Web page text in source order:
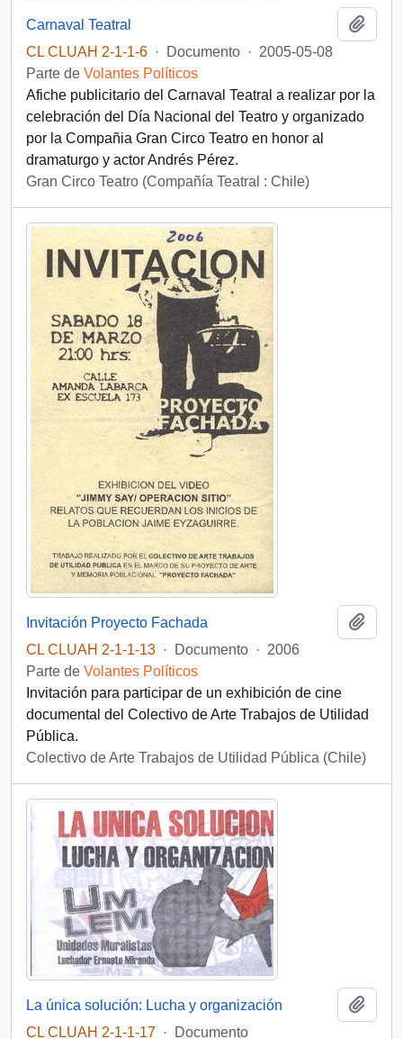
Carnaval Teatral
CL CLUAH 2-1-1-6 · Documento · 2005-05-08
Parte de Volantes Políticos
Afiche publicitario del Carnaval Teatral a realizar por la
celebración del Día Nacional del Teatro y organizado
por la Compañia Gran Circo Teatro en honor al
dramaturgo y actor Andrés Pérez.
Gran Circo Teatro (Compañía Teatral : Chile)
Invitación Proyecto Fachada
CL CLUAH 2-1-1-13 · Documento · 2006
Parte de Volantes Políticos
Invitación para participar de un exhibición de cine
documental del Colectivo de Arte Trabajos de Utilidad
Pública.
Colectivo de Arte Trabajos de Utilidad Pública (Chile)
La única solución: Lucha y organización
CL CLUAH 2-1-1-17 · Documento